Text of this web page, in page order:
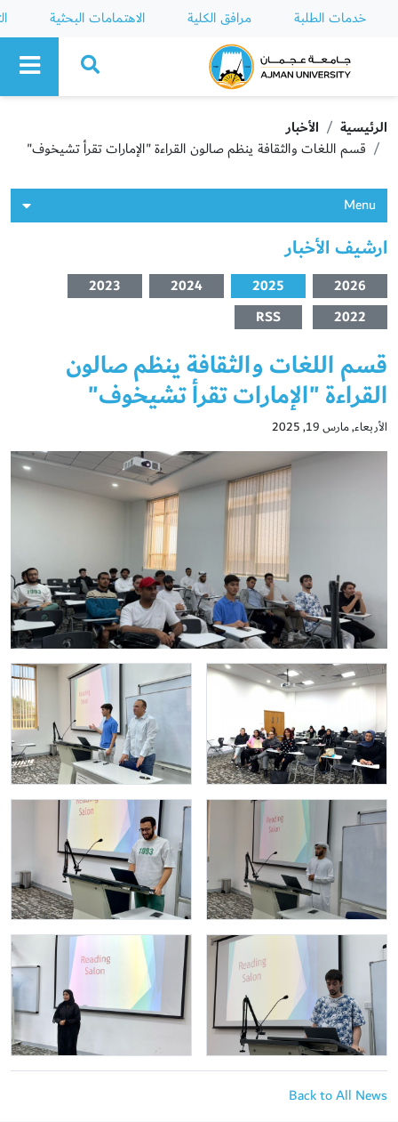
خدمات الطلبة مرافق الكلية الاهتمامات البحثية
Ajman University
الرئيسية
الأخبار
قسم اللغات والثقافة ينظم صالون القراءة "الإمارات تقرأ تشيخوف"
Menu
ارشيف الأخبار
2026
2025
2024
2023
2022
RSS
قسم اللغات والثقافة ينظم صالون
القراءة "الإمارات تقرأ تشيخوف"
الأربعاء, مارس 19, 2025
Back to All News